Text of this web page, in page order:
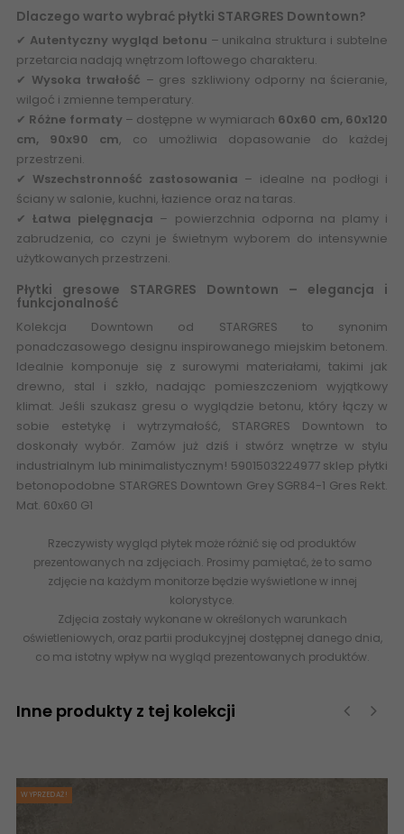
Dlaczego warto wybrać płytki STARGRES Downtown?
✔ Autentyczny wygląd betonu – unikalna struktura i subtelne
przetarcia nadają wnętrzom loftowego charakteru.
✔ Wysoka trwałość – gres szkliwiony odporny na ścieranie,
wilgoć i zmienne temperatury.
✔ Różne formaty – dostępne w wymiarach 60x60 cm, 60x120
cm, 90x90 cm, co umożliwia dopasowanie do każdej
przestrzeni.
✔Wszechstronność zastosowania – idealne na podłogi i
ściany w salonie, kuchni, łazience oraz na taras.
✔Łatwa pielęgnacja – powierzchnia odporna na plamy i
zabrudzenia, co czyni je świetnym wyborem do intensywnie
użytkowanych przestrzeni.
Płytki gresowe STARGRES Downtown – elegancja i
funkcjonalność
Kolekcja Downtown od STARGRES to synonim
ponadczasowego designu inspirowanego miejskim betonem.
Idealnie komponuje się z surowymi materiałami, takimi jak
drewno, stal i szkło, nadając pomieszczeniom wyjątkowy
klimat. Jeśli szukasz gresu o wyglądzie betonu, który łączy w
sobie estetykę i wytrzymałość, STARGRES Downtown to
doskonały wybór. Zamów już dziś i stwórz wnętrze w stylu
industrialnym lub minimalistycznym! 5901503224977 sklep płytki
betonopodobne STARGRES Downtown Grey SGR84-1 Gres Rekt.
Mat. 60x60 G1
Rzeczywisty wygląd płytek może różnić się od produktów
prezentowanych na zdjęciach. Prosimy pamiętać, że to samo
zdjęcie na każdym monitorze będzie wyświetlone w innej
kolorystyce.
Zdjęcia zostały wykonane w określonych warunkach
oświetleniowych, oraz partii produkcyjnej dostępnej danego dnia,
co ma istotny wpływ na wygląd prezentowanych produktów.
Inne produkty z tej kolekcji
WYPRZEDAŻ!